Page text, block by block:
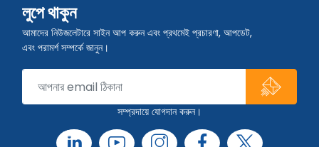
লুপে থাকুন
আমাদের নিউজলেটারে সাইন আপ করুন এবং প্রথমেই প্রচারণা, আপডেট,
এবং পরামর্শ সম্পর্কে জানুন।
সম্প্রদায়ে যোগদান করুন।